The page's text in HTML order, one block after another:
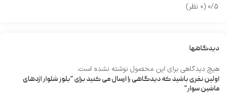
0/5 (0 نظر)
دیدگاهها
هیچ دیدگاهی برای این محصول نوشته نشده است.
اولین نفری باشید که دیدگاهی را ارسال می کنید برای “بلوز شلوار اژدهای
ماشین سوار”